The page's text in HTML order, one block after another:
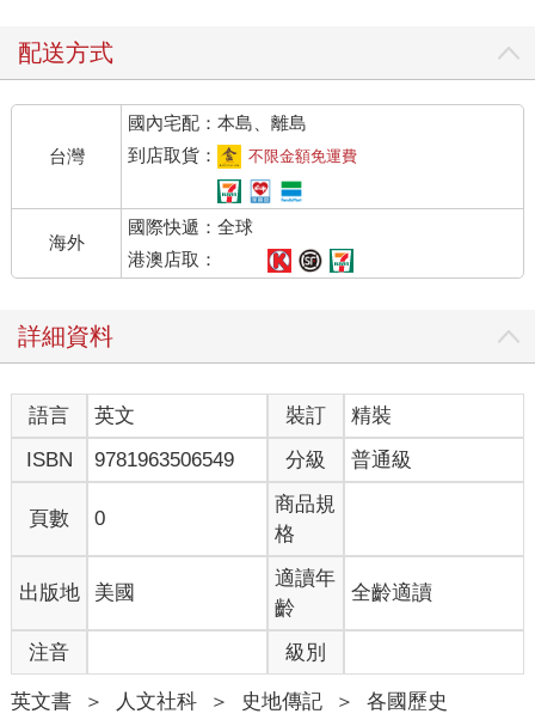
配送方式
台灣
國內宅配：本島、離島
到店取貨：
不限金額免運費
海外
國際快遞：全球
港澳店取：
詳細資料
語言 英文 裝訂
精裝
ISBN
9781963506549 分級 普通級
頁數 0
商品規
格
出版地 美國
適讀年
齡
全齡適讀
注音 級別
英文書 ＞ 人文社科 ＞ 史地傳記 ＞ 各國歷史